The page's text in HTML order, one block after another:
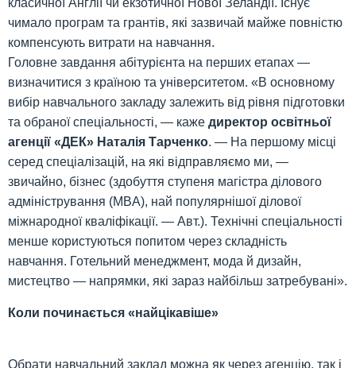
класичної Англії чи екзотичної Нової Зеландії. Існує
чимало програм та грантів, які зазвичай майже повністю
компенсують витрати на навчання.
Головне завдання абітурієнта на перших етапах —
визначитися з країною та університетом. «В основному
вибір навчального закладу залежить від рівня підготовки
та обраної спеціальності, — каже директор освітньої
агенції «ДЕК» Наталія Тарченко. — На першому місці
серед спеціалізацій, на які відправляємо ми, —
звичайно, бізнес (здобуття ступеня магістра ділового
адміністрування (MBА), най популярнішої ділової
міжнародної кваліфікації. — Авт.). Технічні спеціальності
менше користуються попитом через складність
навчання. Готельний менеджмент, мода й дизайн,
мистецтво — напрямки, які зараз найбільш затребувані».
Коли починається «найцікавіше»
Обрати навчальний заклад можна як через агенцію, так і